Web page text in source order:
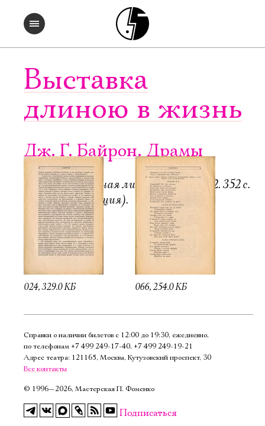
Выставка
длиною в жизнь
Дж. Г. Байрон. Драмы
Пб.-М.: Всемирная литература, 1922. 352 с.
6000 экз. (редакция).
024, 329.0 КБ 066, 254.0 КБ
Справки о наличии билетов с 12:00 до 19:30, ежедневно,
по телефонам +7 499 249‑17‑40, +7 499 249‑19‑21
Адрес театра: 121165, Москва, Кутузовский проспект, 30
Все контакты
© 1996—2026, Мастерская П. Фоменко
Подписаться